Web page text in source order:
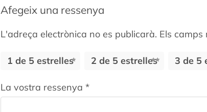
Afegeix una ressenya
L'adreça electrònica no es publicarà. Els
1 de 5 estrelles 2 de 5 estrelles 3 de 5
La vostra ressenya *